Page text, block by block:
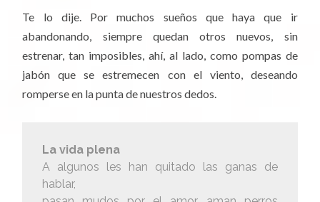
Te lo dije. Por muchos sueños que haya que ir
abandonando, siempre quedan otros nuevos, sin
estrenar, tan imposibles, ahí, al lado, como pompas de
jabón que se estremecen con el viento, deseando
romperse en la punta de nuestros dedos.
La vida plena
A algunos les han quitado las ganas de
hablar,